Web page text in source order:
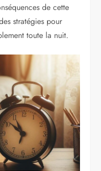
de cette
stratégies pour
toute la nuit.